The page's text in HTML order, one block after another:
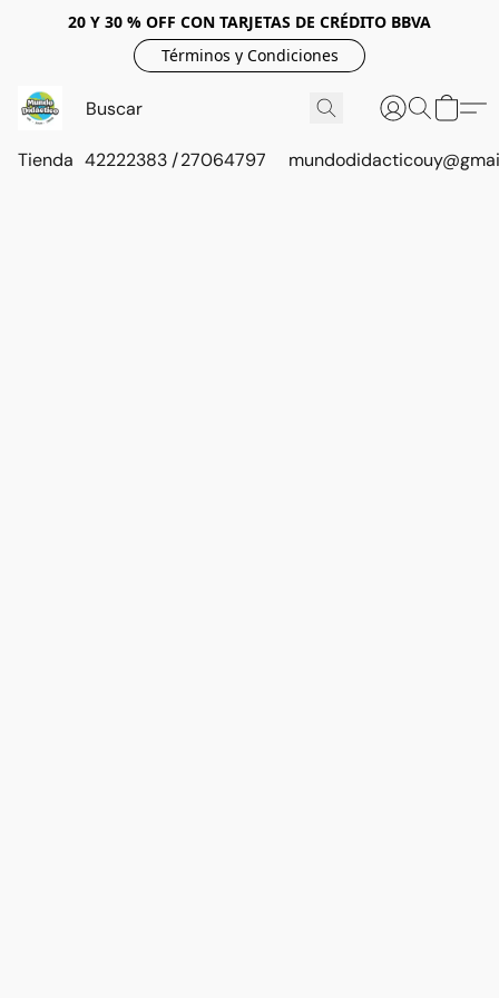
20 Y 30 % OFF CON TARJETAS DE CRÉDITO BBVA
Términos y Condiciones
Tienda 42222383 / 27064797